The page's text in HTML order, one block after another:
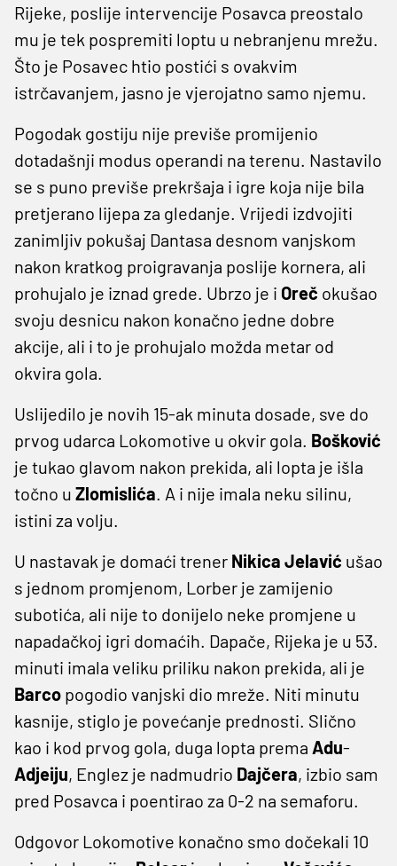
Rijeke, poslije intervencije Posavca preostalo
mu je tek pospremiti loptu u nebranjenu mrežu.
Što je Posavec htio postići s ovakvim
istrčavanjem, jasno je vjerojatno samo njemu.
Pogodak gostiju nije previše promijenio
dotadašnji modus operandi na terenu. Nastavilo
se s puno previše prekršaja i igre koja nije bila
pretjerano lijepa za gledanje. Vrijedi izdvojiti
zanimljiv pokušaj Dantasa desnom vanjskom
nakon kratkog proigravanja poslije kornera, ali
prohujalo je iznad grede. Ubrzo je i Oreč okušao
svoju desnicu nakon konačno jedne dobre
akcije, ali i to je prohujalo možda metar od
okvira gola.
Uslijedilo je novih 15-ak minuta dosade, sve do
prvog udarca Lokomotive u okvir gola. Bošković
je tukao glavom nakon prekida, ali lopta je išla
točno u Zlomislića. A i nije imala neku silinu,
istini za volju.
U nastavak je domaći trener Nikica Jelavić ušao
s jednom promjenom, Lorber je zamijenio
subotića, ali nije to donijelo neke promjene u
napadačkoj igri domaćih. Dapače, Rijeka je u 53.
minuti imala veliku priliku nakon prekida, ali je
Barco pogodio vanjski dio mreže. Niti minutu
kasnije, stiglo je povećanje prednosti. Slično
kao i kod prvog gola, duga lopta prema Adu-
Adjeiju, Englez je nadmudrio Dajčera, izbio sam
pred Posavca i poentirao za 0-2 na semaforu.
Odgovor Lokomotive konačno smo dočekali 10